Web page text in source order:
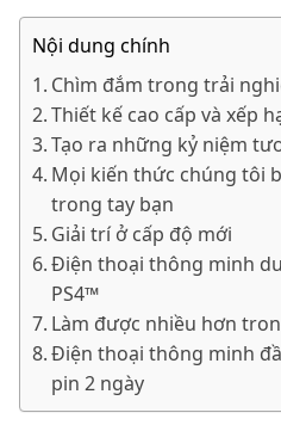
Nội dung chính
Chìm đắm trong trải
Thiết kế cao cấp và xếp
Tạo ra những kỷ niệm
Mọi kiến thức chúng tôi
trong tay bạn
Giải trí ở cấp độ mới
Điện thoại thông minh
PS4™
Làm được nhiều hơn
Điện thoại thông minh
pin 2 ngày